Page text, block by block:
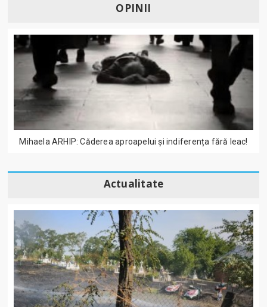
OPINII
Mihaela ARHIP: Căderea aproapelui și indiferența fără leac!
Actualitate